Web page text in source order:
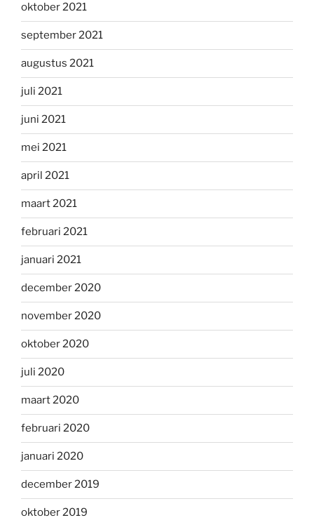
oktober 2021
september 2021
augustus 2021
juli 2021
juni 2021
mei 2021
april 2021
maart 2021
februari 2021
januari 2021
december 2020
november 2020
oktober 2020
juli 2020
maart 2020
februari 2020
januari 2020
december 2019
oktober 2019